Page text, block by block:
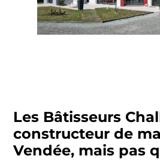
Les Bâtisseurs
constructeur de
Vendée, mais pas